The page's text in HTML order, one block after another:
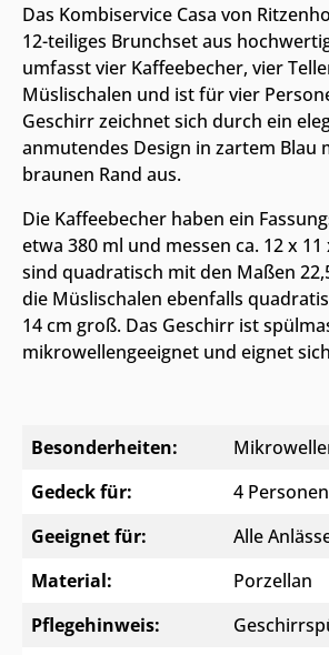
Das Kombiservice Casa von
12-teiliges Brunchset aus
umfasst vier Kaffeebecher, vier
Müslischalen und ist für vier
Geschirr zeichnet sich durch ein
anmutendes Design in zartem Blau
braunen Rand aus.
Die Kaffeebecher haben ein
etwa 380 ml und messen ca. 12 x 11
sind quadratisch mit den Maßen
die Müslischalen ebenfalls
14 cm groß. Das Geschirr ist
mikrowellengeeignet und eignet
Besonderheiten:
Gedeck für:
4 Personen
Geeignet für:
Alle
Material:
Porzellan
Pflegehinweis: